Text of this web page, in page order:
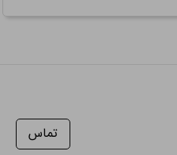
تماس